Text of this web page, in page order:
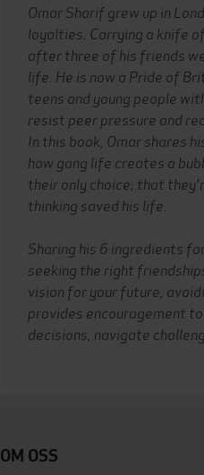
Omar Sharif grew up in
loyalties. Carrying a knife
after three of his friends
life. He is now a Pride of
teens and young people
resist peer pressure and
In this book, Omar shares
how gang life creates a
their only choice; that
thinking saved his life.
Sharing his 6 ingredients
seeking the right
vision for your future,
provides encouragement
decisions, navigate
OM OSS